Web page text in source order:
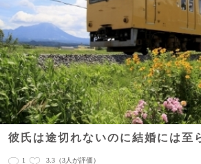
彼氏は途切れないのに結婚には至
1 3.3 （3人が評価）